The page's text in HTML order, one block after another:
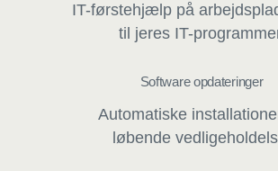
IT-førstehjælp på
til jeres IT-
Software opdateringer
Automatiske
løbende